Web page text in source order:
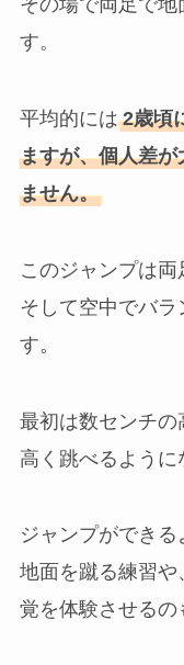
その場で両足で
す。
平均的には 2歳頃
ますが、個人差
ません。
このジャンプは両
そして空中でバラ
す。
最初は数センチの
高く跳べるように
ジャンプができる
地面を蹴る練習
覚を体験させるの